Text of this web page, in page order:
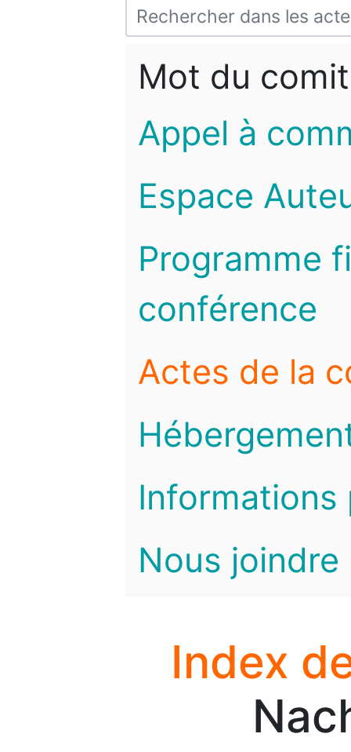
Mot du
Appel à
Espace
Programme
conférence
Actes de la
Informations
Nous joindre
Index